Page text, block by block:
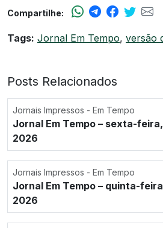
Compartilhe:
Tags: Jornal Em Tempo, versão
Posts Relacionados
Jornais Impressos - Em Tempo
Jornal Em Tempo – sexta-
2026
Jornais Impressos - Em Tempo
Jornal Em Tempo – quinta-
2026